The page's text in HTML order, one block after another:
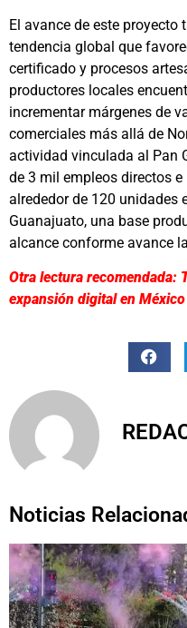
El avance de este proyecto
tendencia global que
certificado y procesos
productores locales
incrementar márgenes de
comerciales más allá de
actividad vinculada al Pan
de 3 mil empleos directos
alrededor de 120 unidades
Guanajuato, una base
alcance conforme avance
Otra lectura recomendada:
expansión digital en México
Noticias